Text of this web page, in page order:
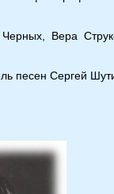
Вера
песен Сергей